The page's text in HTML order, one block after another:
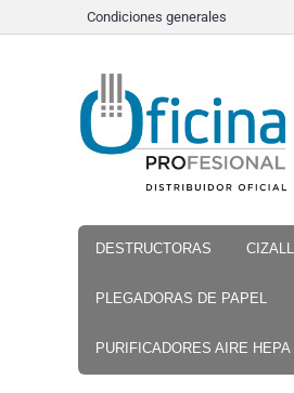
Condiciones generales
DESTRUCTORAS
PLEGADORAS DE PAPEL
PURIFICADORES AIRE HEPA